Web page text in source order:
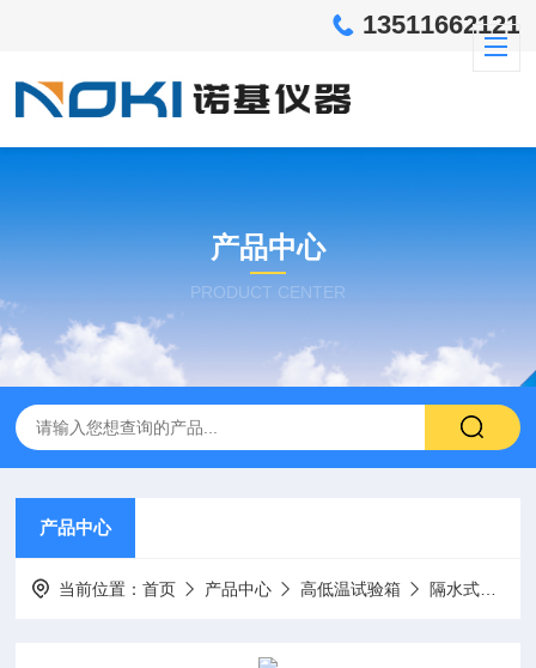
13511662121
产品中心
PRODUCT CENTER
产品中心
当前位置：首页 产品中心 高低温试验箱 隔水式培养箱